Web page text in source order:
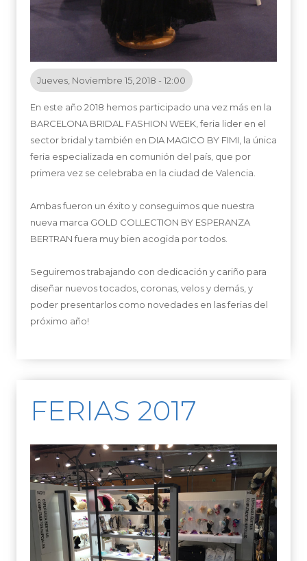
Jueves, Noviembre 15, 2018 - 12:00
En este año 2018 hemos participado una vez más en la
BARCELONA BRIDAL FASHION WEEK, feria lider en el
sector bridal y también en DIA MAGICO BY FIMI, la única
feria especializada en comunión del país, que por
primera vez se celebraba en la ciudad de Valencia.
Ambas fueron un éxito y conseguimos que nuestra
nueva marca GOLD COLLECTION BY ESPERANZA
BERTRAN fuera muy bien acogida por todos.
Seguiremos trabajando con dedicación y cariño para
diseñar nuevos tocados, coronas, velos y demás, y
poder presentarlos como novedades en las ferias del
próximo año!
FERIAS 2017